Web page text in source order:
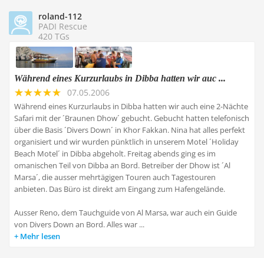
roland-112
PADI Rescue
420 TGs
Während eines Kurzurlaubs in Dibba hatten wir auc ...
07.05.2006
Während eines Kurzurlaubs in Dibba hatten wir auch eine 2-Nächte
Safari mit der ´Braunen Dhow´ gebucht. Gebucht hatten telefonisch
über die Basis ´Divers Down´ in Khor Fakkan. Nina hat alles perfekt
organisiert und wir wurden pünktlich in unserem Motel ´Holiday
Beach Motel´ in Dibba abgeholt. Freitag abends ging es im
omanischen Teil von Dibba an Bord. Betreiber der Dhow ist ´Al
Marsa´, die ausser mehrtägigen Touren auch Tagestouren
anbieten. Das Büro ist direkt am Eingang zum Hafengelände.
Ausser Reno, dem Tauchguide von Al Marsa, war auch ein Guide
von Divers Down an Bord. Alles war ...
Mehr lesen